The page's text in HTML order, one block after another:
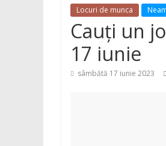
noutăți
din
județul
Locuri de munca
Cauți un
17 iunie
sâmbătă 17 iunie 2023